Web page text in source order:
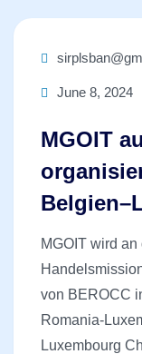
June 8, 2024
MGOIT
MGOIT wird
von BEROCC
Romania-
Luxembourg